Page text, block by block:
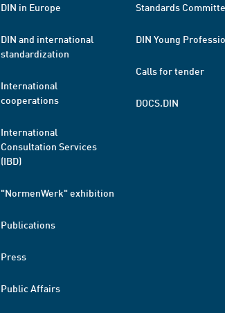
DIN in Europe
DIN and international
standardization
International
cooperations
International
Consultation Services
(IBD)
"NormenWerk" exhibition
Publications
Press
Public Affairs
Standards
DIN Young
Calls for tender
DOCS.DIN